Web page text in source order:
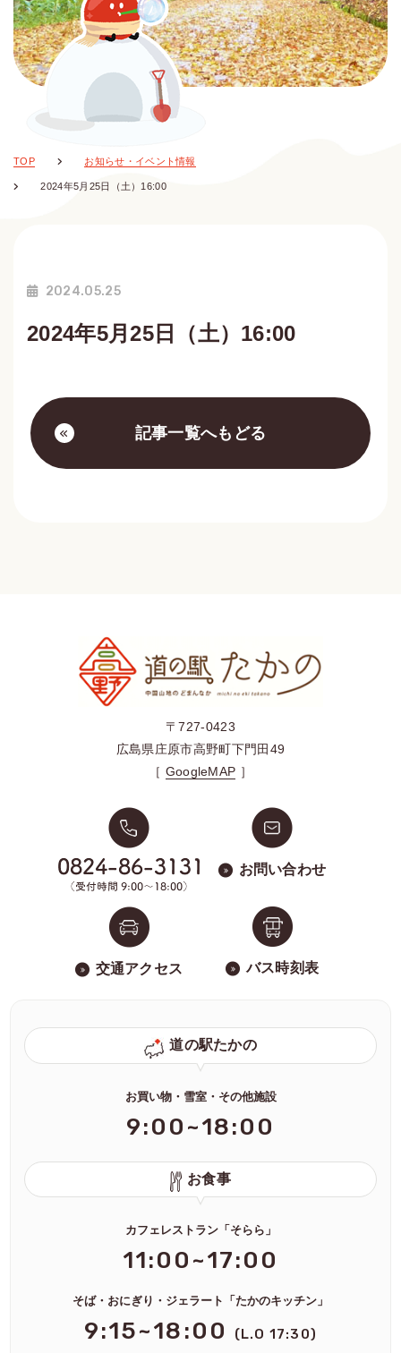
TOP お知らせ・イベント情報
2024年5月25日（土）16:00
2024.05.25
2024年5月25日（土）16:00
記事一覧へもどる
〒727-0423
広島県庄原市高野町下門田49
［ GoogleMAP ］
お問い合わせ
交通アクセス バス時刻表
道の駅たかの
お買い物・雪室・その他施設
9:00~18:00
お食事
カフェレストラン「そらら」
11:00~17:00
そば・おにぎり・ジェラート「たかのキッチン」
9:15~18:00 (L.O 17:30)